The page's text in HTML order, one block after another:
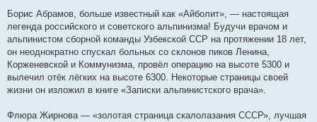
н
я
Борис Абрамов, больше известный как «Айболит», — настоящая
легенда российского и советского альпинизма! Будучи врачом и
альпинистом сборной команды Узбекской ССР на протяжении 18 лет,
он неоднократно спускал больных со склонов пиков Ленина,
Корженевской и Коммунизма, провёл операцию на высоте 5300 и
вылечил отёк лёгких на высоте 6300. Некоторые страницы своей
жизни он изложил в книге «Записки альпинистского врача».
Флюра Жирнова — «золотая страница скалолазания СССР», лучшая